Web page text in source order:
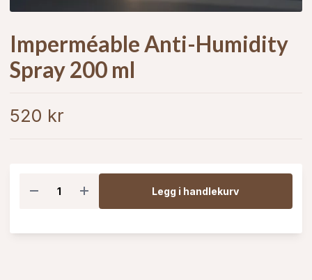
Imperméable Anti-Humidity
Spray 200 ml
520 kr
Legg i handlekurv